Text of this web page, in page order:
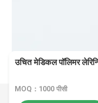
उचित मेडिकल पॉलिमर
MOQ：1000 पीसी